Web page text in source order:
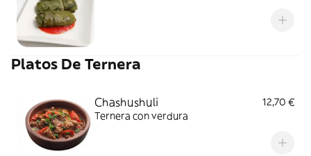
Platos De Ternera
Chashushuli
12,70 €
Ternera con verdura